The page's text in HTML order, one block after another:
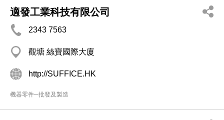
適發工業科技有限公司
2343 7563
觀塘 絲寶國際大廈
http://SUFFICE.HK
機器零件─批發及製造